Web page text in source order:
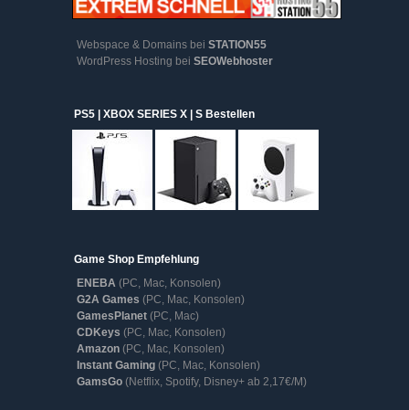
Webspace & Domains bei STATION55
WordPress Hosting bei SEOWebhoster
PS5 | XBOX SERIES X | S Bestellen
Game Shop Empfehlung
ENEBA (PC, Mac, Konsolen)
G2A Games (PC, Mac, Konsolen)
GamesPlanet (PC, Mac)
CDKeys (PC, Mac, Konsolen)
Amazon (PC, Mac, Konsolen)
Instant Gaming (PC, Mac, Konsolen)
GamsGo (Netflix, Spotify, Disney+ ab 2,17€/M)